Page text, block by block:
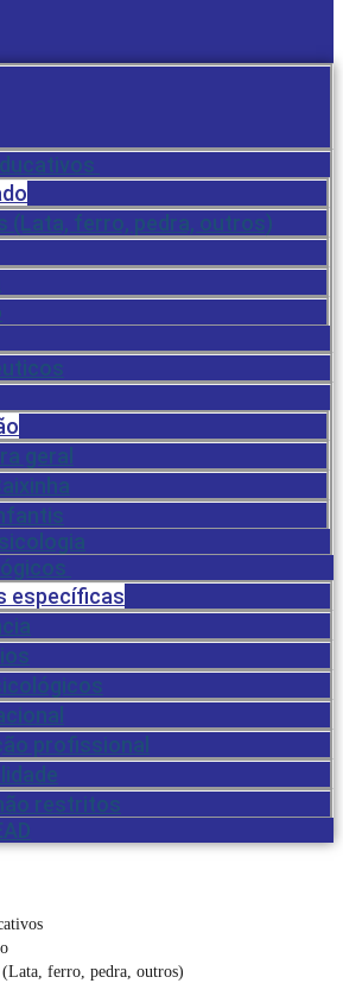
(Lata, ferro, pedra, outros)
geral
específicas
profissional
restritos
ferro, pedra, outros)